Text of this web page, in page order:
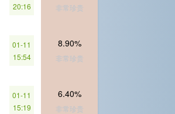
20:16
非常珍贵
01-11
15:54
8.90%
非常珍贵
01-11
15:19
6.40%
非常珍贵